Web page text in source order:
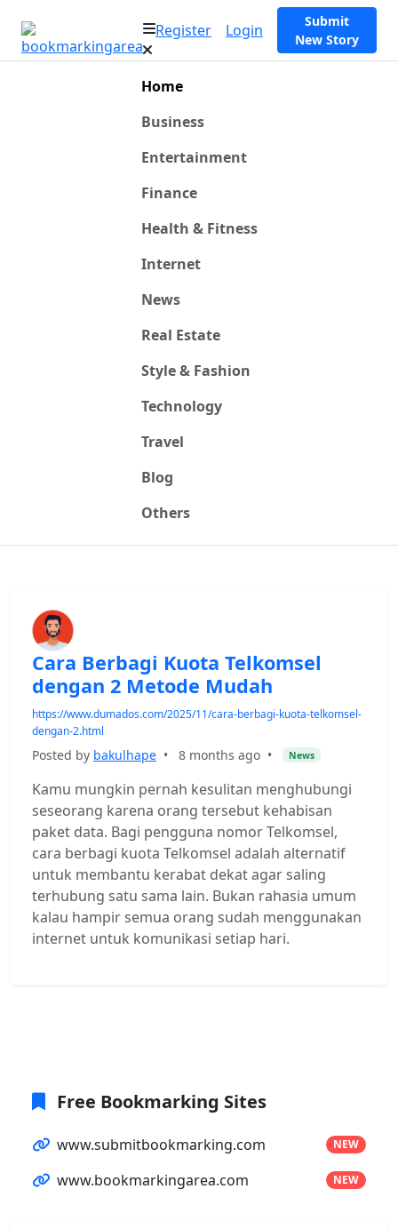
Register Login
Submit
New Story
Home
Business
Entertainment
Finance
Health & Fitness
Internet
News
Real Estate
Style & Fashion
Technology
Travel
Blog
Others
Cara Berbagi Kuota Telkomsel
dengan 2 Metode Mudah
https://www.dumados.com/2025/11/cara-berbagi-kuota-telkomsel-
dengan-2.html
Posted by bakulhape • 8 months ago • News
Kamu mungkin pernah kesulitan menghubungi
seseorang karena orang tersebut kehabisan
paket data. Bagi pengguna nomor Telkomsel,
cara berbagi kuota Telkomsel adalah alternatif
untuk membantu kerabat dekat agar saling
terhubung satu sama lain. Bukan rahasia umum
kalau hampir semua orang sudah menggunakan
internet untuk komunikasi setiap hari.
Free Bookmarking Sites
www.submitbookmarking.com NEW
www.bookmarkingarea.com NEW